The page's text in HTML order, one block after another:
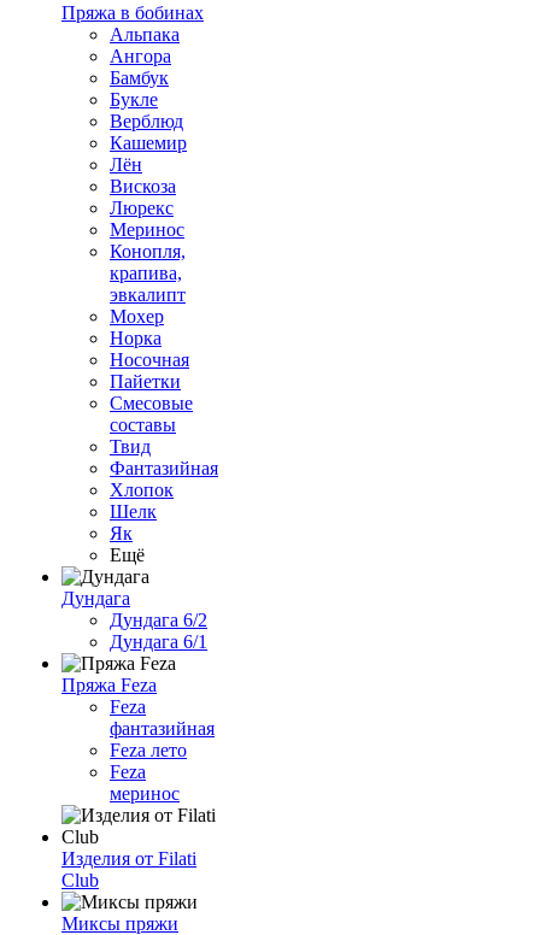
Пряжа в бобинах
Альпака
Ангора
Бамбук
Букле
Верблюд
Кашемир
Лён
Вискоза
Люрекс
Меринос
Конопля,
крапива,
эвкалипт
Мохер
Норка
Носочная
Пайетки
Смесовые
составы
Твид
Фантазийная
Хлопок
Шелк
Як
Ещё
Дундага
Дундага 6/2
Дундага 6/1
Пряжа Feza
Feza
фантазийная
Feza лето
Feza
меринос
Изделия от Filati
Club
Миксы пряжи